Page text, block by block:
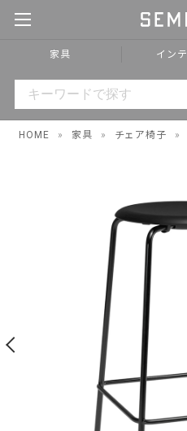
家具 イン
HOME » 家具 » チェア椅子 »